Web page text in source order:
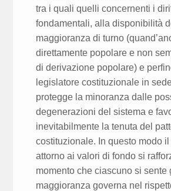
tra i quali quelli concernenti i
fondamentali, alla disponibilità
maggioranza di turno
direttamente popolare e non
di derivazione popolare) e
legislatore costituzionale in
protegge la minoranza dalle
degenerazioni del sistema e
inevitabilmente la tenuta del
costituzionale. In questo modo
attorno ai valori di fondo si
momento che ciascuno si sente
maggioranza governa nel